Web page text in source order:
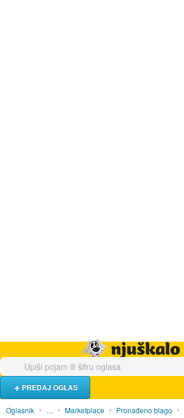
PREDAJ OGLAS
Oglasnik … Marketplace Pronađeno blago